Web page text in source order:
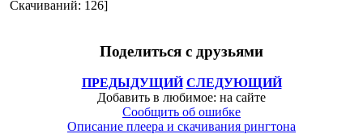
Скачиваний: 126]
Поделиться с друзьями
ПРЕДЫДУЩИЙ СЛЕДУЮЩИЙ
Добавить в любимое: на сайте
Сообщить об ошибке
Описание плеера и скачивания рингтона